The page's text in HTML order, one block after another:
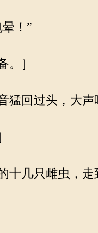
！”
。］
回过头，大声
几只雌虫，走